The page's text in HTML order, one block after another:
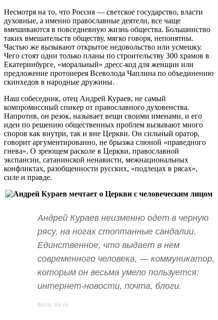
Несмотря на то, что Россия — светское государство, власти
духовные, а именно православные деятели, все чаще
вмешиваются в повседневную жизнь общества. Большинство
таких вмешательств обществу, мягко говоря, непонятны.
Частью же вызывают открытое недовольство или усмешку.
Чего стоят одни только планы по строительству 300 храмов в
Екатеринбурге, «моральный» дресс-код для женщин или
предложение протоиерея Всеволода Чаплина по объединению
скинхедов в народные дружины.
Наш собеседник, отец Андрей Кураев, не самый
компромиссный спикер от православного духовенства.
Напротив, он резок, называет вещи своими именами, и его
идеи по решению общественных проблем вызывают много
споров как внутри, так и вне Церкви. Он сильный оратор,
говорит аргументированно, не брызжа слюной «праведного
гнева». О зреющем расколе в Церкви, православной
экспансии, сатанинской ненависти, межнациональных
конфликтах, разобщенности русских, «подлецах в рясах»,
силе и правде.
Фото: 66.ru
Андрей Кураев неизменно одет в черную
рясу, на ногах стоптанные сандалии.
Единственное, что выдает в нем
современного человека, — коммуникатор,
которым он весьма умело пользуется:
интернет-новости, почта, блоги.